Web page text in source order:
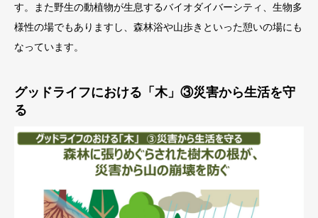
す。また野生の動植物が生息するバイオダイバーシティ、生物多
様性の場でもありますし、森林浴や山歩きといった憩いの場にも
なっています。
グッドライフにおける「木」③災害から生活を守
る